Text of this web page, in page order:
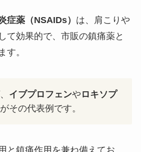
症薬（NSAIDs） は、肩こりや
て効果的で、市販の鎮痛薬と
す。
イブプロフェンや ロキソプ
がその代表例です。